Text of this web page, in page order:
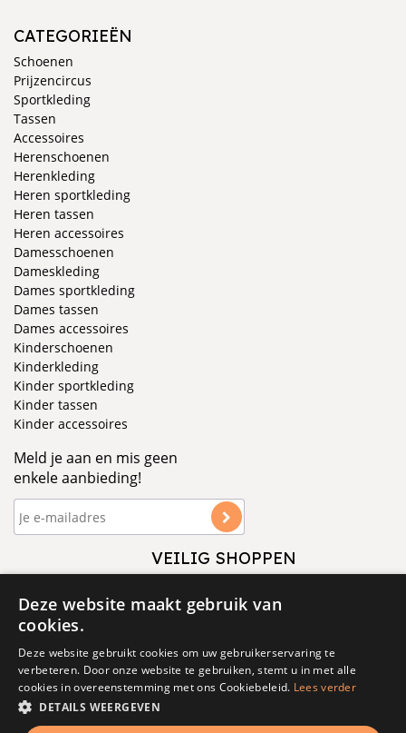
CATEGORIEËN
Schoenen
Prijzencircus
Sportkleding
Tassen
Accessoires
Herenschoenen
Herenkleding
Heren sportkleding
Heren tassen
Heren accessoires
Damesschoenen
Dameskleding
Dames sportkleding
Dames tassen
Dames accessoires
Kinderschoenen
Kinderkleding
Kinder sportkleding
Kinder tassen
Kinder accessoires
Meld je aan en mis geen
enkele aanbieding!
VEILIG SHOPPEN
Deze website maakt gebruik van
cookies.
Deze website gebruikt cookies om uw gebruikerservaring te
verbeteren. Door onze website te gebruiken, stemt u in met alle
cookies in overeenstemming met ons Cookiebeleid. Lees verder
DETAILS WEERGEVEN